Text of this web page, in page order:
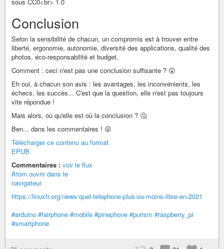
Conclusion
Selon la sensibilité de chacun, un compromis est à trouver entre
liberté, ergonomie, autonomie, diversité des applications, qualité des
photos, éco-responsabilité et budget.
Comment : ceci n'est pas une conclusion suffisante ? 😮
Eh oui, à chacun son avis : les avantages, les inconvénients, les
échecs, les succès... C'est que la question, elle n'est pas toujours
vite répondue !
Mais alors, où qu'elle est où la conclusion ? 🤔
Ben... dans les commentaires ! 😜
Télécharger ce contenu au format
EPUB
Commentaires : voir le flux
Atom ouvrir dans le
navigateur
https://linuxfr.org/news/quel-telephone-plus-ou-moins-libre-en-2021
#arduino #fairphone #mobile #pinephone #purism #raspberry_pi
#smartphone